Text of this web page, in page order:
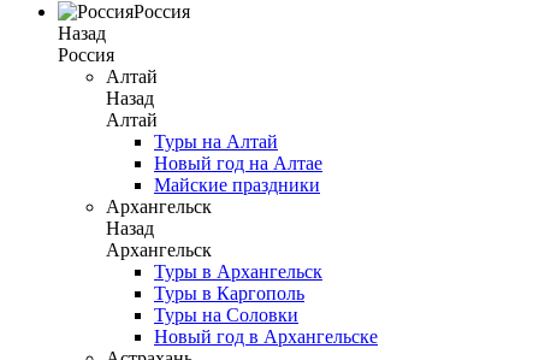
Россия
Назад
Россия
Алтай
Назад
Алтай
Туры на Алтай
Новый год на Алтае
Майские праздники
Архангельск
Назад
Архангельск
Туры в Архангельск
Туры в Каргополь
Туры на Соловки
Новый год в Архангельске